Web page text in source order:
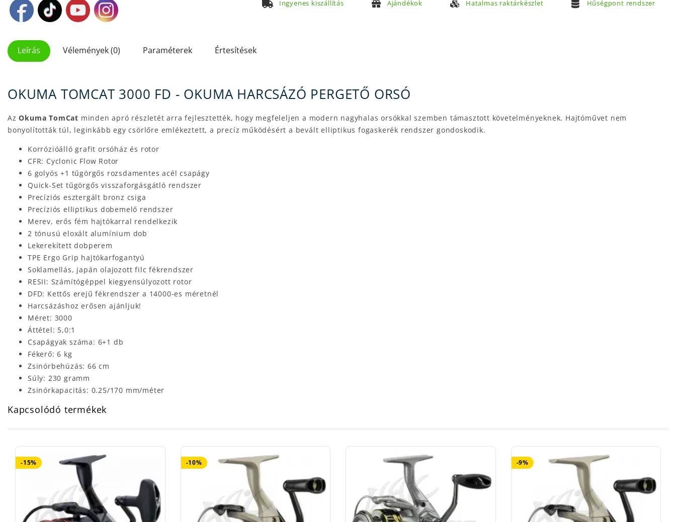
Ingyenes kiszállítás Ajándékok Hatalmas raktárkészlet Hűségpont rendszer
Leírás Vélemények (0) Paraméterek Értesítések
OKUMA TOMCAT 3000 FD - OKUMA HARCSÁZÓ PERGETŐ ORSÓ
AzOkuma TomCat minden apró részletét arra fejlesztették, hogy megfeleljen a modern nagyhalas orsókkal szemben támasztott követelményeknek. Hajtóművet nem
bonyolították túl, leginkább egy csörlőre emlékeztett, a precíz működésért a bevált elliptikus fogaskerék rendszer gondoskodik.
Korrózióálló grafit orsóház és rotor
CFR: Cyclonic Flow Rotor
6 golyós +1 tűgörgős rozsdamentes acél csapágy
Quick-Set tűgörgős visszaforgásgátló rendszer
Precíziós esztergált bronz csiga
Precíziós elliptikus dobemelő rendszer
Merev, erős fém hajtókarral rendelkezik
2 tónusú eloxált alumínium dob
Lekerekített dobperem
TPE Ergo Grip hajtókarfogantyú
Soklamellás, japán olajozott filc fékrendszer
RESII: Számítógéppel kiegyensúlyozott rotor
DFD: Kettős erejű fékrendszer a 14000-es méretnél
Harcsázáshoz erősen ajánljuk!
Méret: 3000
Áttétel: 5,0:1
Csapágyak száma: 6+1 db
Fékerő: 6 kg
Zsinórbehúzás: 66 cm
Súly: 230 gramm
Zsinórkapacitás: 0.25/170 mm/méter
Kapcsolódó termékek
-15% -10% -9%